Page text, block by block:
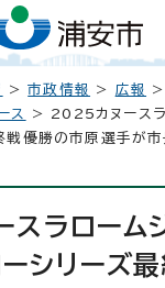
>市政情報 > 広報 >
ス
> 2025カヌースラ
戦優勝の市原選手が市
ラローム
ーシリーズ